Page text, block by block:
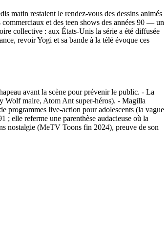
matin restaient le rendez‑vous des dessins animés
et des teen shows des années 90 — un
collective : aux États‑Unis la série a été diffusée
revoir Yogi et sa bande à la télé évoque ces
avant la scène pour prévenir le public. - La
Wolf maire, Atom Ant super‑héros). - Magilla
programmes live‑action pour adolescents (la vague
; elle referme une parenthèse audacieuse où la
nostalgie (MeTV Toons fin 2024), preuve de son